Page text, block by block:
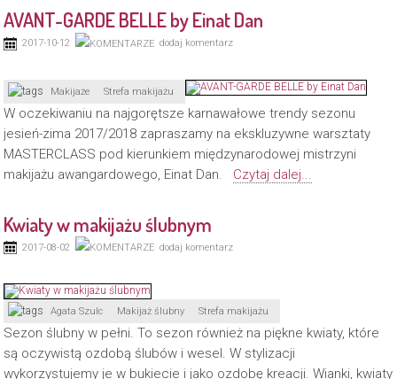
AVANT-GARDE BELLE by Einat Dan
2017-10-12 dodaj komentarz
Makijaże Strefa makijażu
W oczekiwaniu na najgorętsze karnawałowe trendy sezonu
jesień-zima 2017/2018 zapraszamy na ekskluzywne warsztaty
MASTERCLASS pod kierunkiem międzynarodowej mistrzyni
makijażu awangardowego, Einat Dan. Czytaj dalej...
Kwiaty w makijażu ślubnym
2017-08-02 dodaj komentarz
Agata Szulc Makijaż ślubny Strefa makijażu
Sezon ślubny w pełni. To sezon również na piękne kwiaty, które
są oczywistą ozdobą ślubów i wesel. W stylizacji
wykorzystujemy je w bukiecie i jako ozdobę kreacji. Wianki, kwiaty